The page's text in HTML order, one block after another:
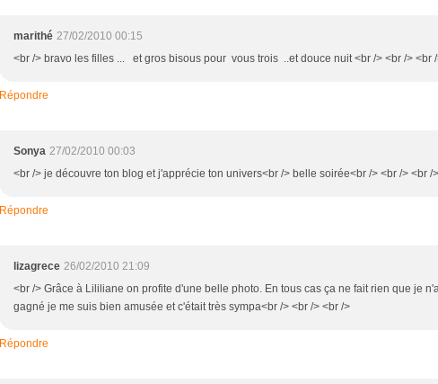
marithé 27/02/2010 00:15
<br /> bravo les filles ... et gros bisous pour vous trois ..et douce nuit <br /> <br /> <br
Répondre
Sonya 27/02/2010 00:03
<br /> je découvre ton blog et j'apprécie ton univers<br /> belle soirée<br /> <br /> <br />
Répondre
lizagrece 26/02/2010 21:09
<br /> Grâce à Lililiane on profite d'une belle photo. En tous cas ça ne fait rien que je
gagné je me suis bien amusée et c'était très sympa<br /> <br /> <br />
Répondre